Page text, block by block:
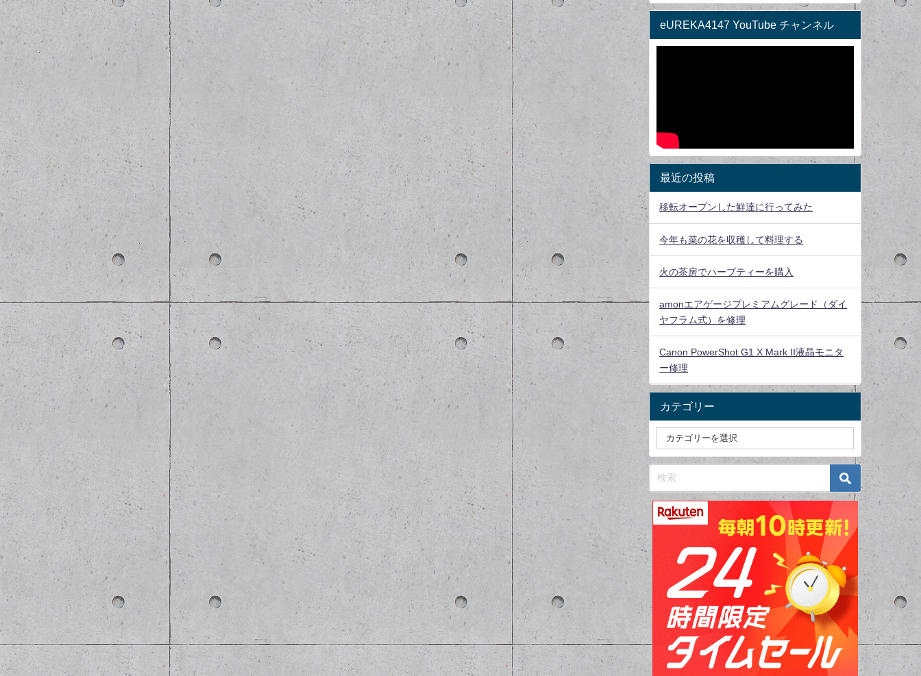
eUREKA4147 YouTube チャンネル
最近の投稿
移転オープンした鮮達に行ってみた
今年も菜の花を収穫して料理する
火の茶房でハーブティーを購入
amonエアゲージプレミアムグレード（ダイ
ヤフラム式）を修理
Canon PowerShot G1 X Mark II液晶モニタ
ー修理
カテゴリー